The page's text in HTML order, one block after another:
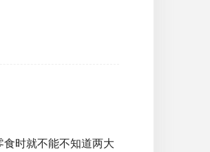
时就不能不知道两大